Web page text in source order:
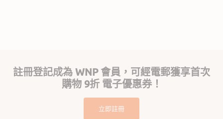
註冊登記成為 WNP 會員，可經電郵獲享首次
購物 9折 電子優惠券！
立即註冊